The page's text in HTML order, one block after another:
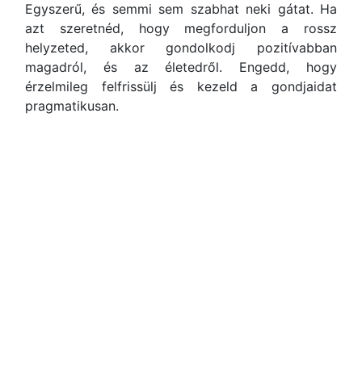
Egyszerű, és semmi sem szabhat neki gátat. Ha
azt szeretnéd, hogy megforduljon a rossz
helyzeted, akkor gondolkodj pozitívabban
magadról, és az életedről. Engedd, hogy
érzelmileg felfrissülj és kezeld a gondjaidat
pragmatikusan.